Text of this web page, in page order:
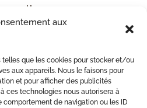
aux
que les cookies pour stocker et/ou
aux appareils. Nous le faisons pour
et pour afficher des publicités
ces technologies nous autorisera à
de navigation ou les ID
d'épilation
la cellulite
corporel
du décolleté